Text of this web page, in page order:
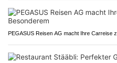
PEGASUS Reisen AG macht Ihre Carreise